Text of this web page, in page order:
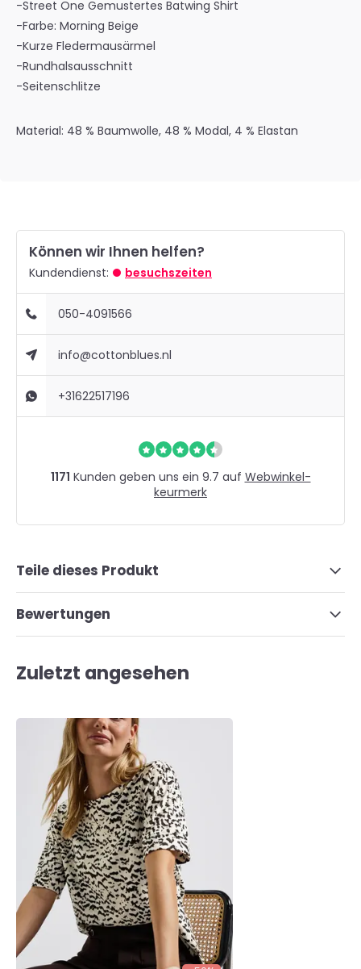
-Street One Gemustertes Batwing Shirt
-Farbe: Morning Beige
-Kurze Fledermausärmel
-Rundhalsausschnitt
-Seitenschlitze
Material: 48 % Baumwolle, 48 % Modal, 4 % Elastan
Können wir Ihnen helfen?
Kundendienst: besuchszeiten
050-4091566
info@cottonblues.nl
+31622517196
1171 Kunden geben uns ein 9.7 auf Webwinkel-
keurmerk
Teile dieses Produkt
Bewertungen
Zuletzt angesehen